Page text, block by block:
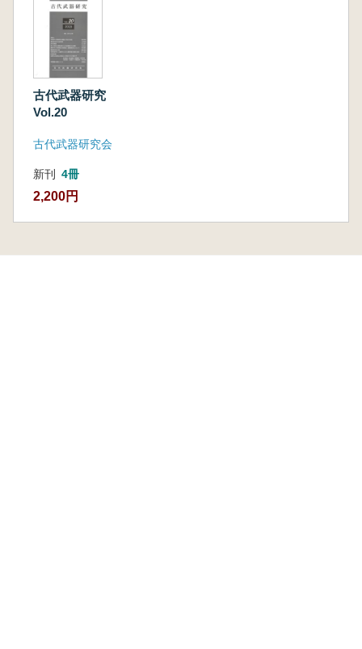
古代武器研究
Vol.20
古代武器研究会
新刊 4冊
2,200円